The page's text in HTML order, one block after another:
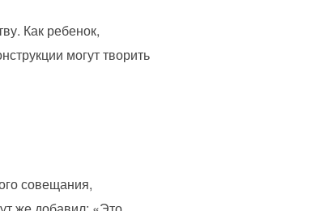
Как ребенок,
могут творить
совещания,